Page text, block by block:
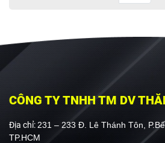
CÔNG TY TNHH TM DV
Địa chỉ: 231 – 233 Đ. Lê Thánh Tôn,
TP.HCM